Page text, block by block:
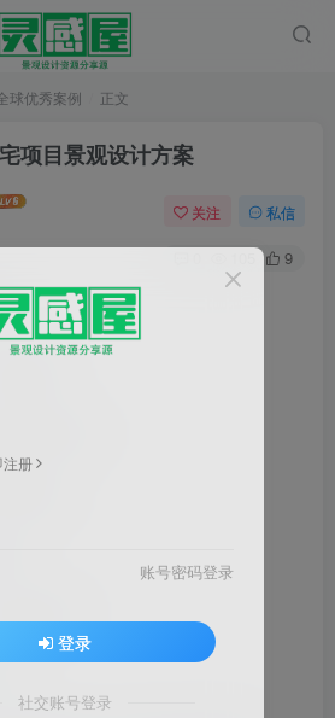
球优秀案例 正文
项目景观设计方案
关注 私信
9
方案文本
注册
账号密码登录
登录
社交账号登录